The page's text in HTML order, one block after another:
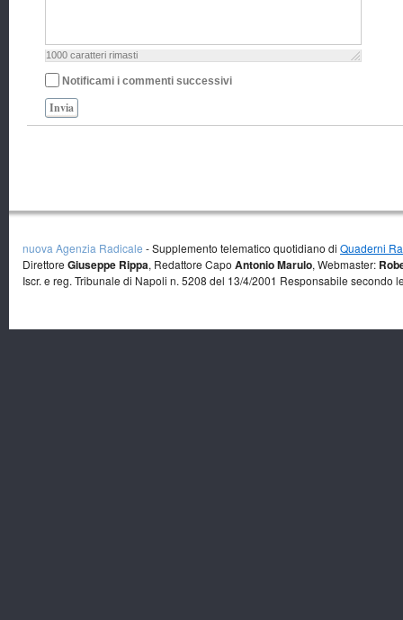
1000 caratteri rimasti
Notificami i commenti successivi
Invia
nuova Agenzia Radicale - Supplemento telematico quotidiano di Quaderni
Direttore Giuseppe Rippa, Redattore Capo Antonio Marulo, Webmaster:
Iscr. e reg. Tribunale di Napoli n. 5208 del 13/4/2001 Responsabile secondo